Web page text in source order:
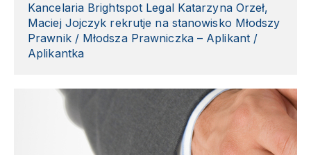
Kancelaria Brightspot Legal Katarzyna Orzeł,
Maciej Jojczyk rekrutje na stanowisko Młodszy
Prawnik / Młodsza Prawniczka – Aplikant /
Aplikantka